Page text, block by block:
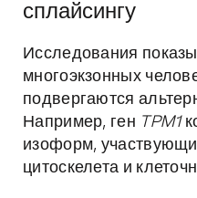
сплайсингу
Исследования
многоэкзонных
подвергаются
Например, ген TPM1
изоформ,
цитоскелета и